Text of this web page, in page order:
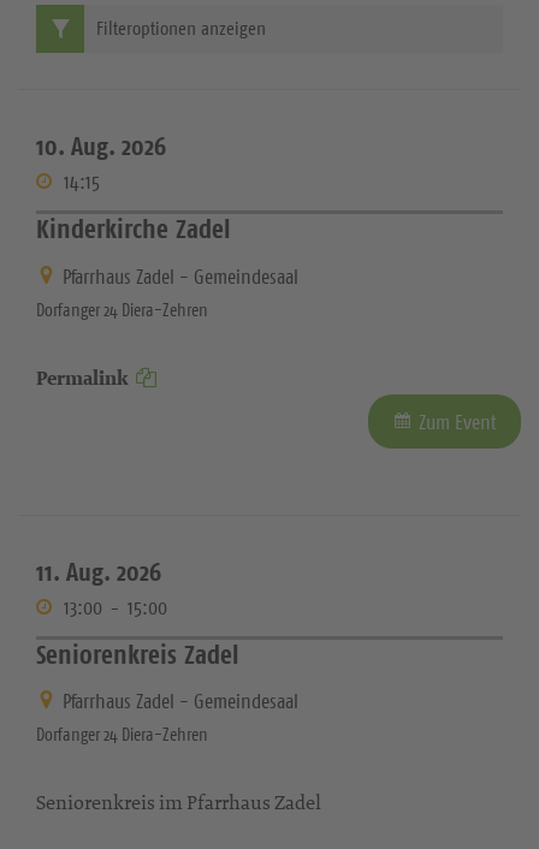
10. Aug. 2026
14:15
Kinderkirche Zadel
Pfarrhaus Zadel - Gemeindesaal
Dorfanger 24 Diera-Zehren
Permalink
Zum Event
11. Aug. 2026
13:00 - 15:00
Seniorenkreis Zadel
Pfarrhaus Zadel - Gemeindesaal
Dorfanger 24 Diera-Zehren
Seniorenkreis im Pfarrhaus Zadel
Filteroptionen anzeigen